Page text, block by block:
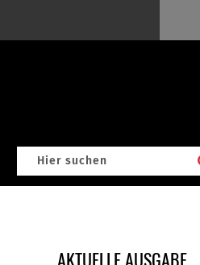
AKTUELLE AUSGABE